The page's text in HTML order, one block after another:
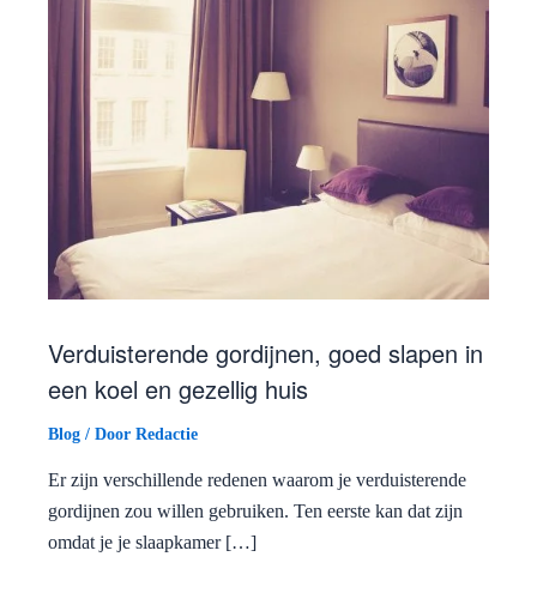
Verduisterende gordijnen, goed slapen in
een koel en gezellig huis
Blog / Door Redactie
Er zijn verschillende redenen waarom je verduisterende
gordijnen zou willen gebruiken. Ten eerste kan dat zijn
omdat je je slaapkamer […]